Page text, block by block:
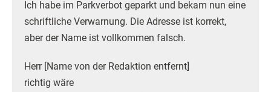
Ich habe im Parkverbot geparkt und bekam nun eine
schriftliche Verwarnung. Die Adresse ist korrekt,
aber der Name ist vollkommen falsch.
Herr [Name von der Redaktion entfernt]
richtig wäre